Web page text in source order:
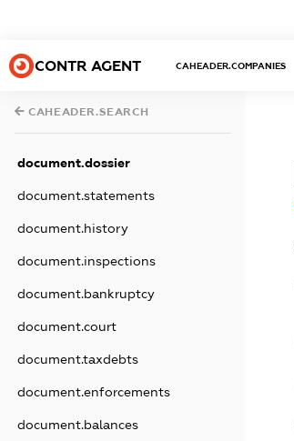
CONTR AGENT CAHEADER.COMPANIES
CAHEADER.SEARCH
document.dossier
document.statements
document.history
document.inspections
document.bankruptcy
document.court
document.taxdebts
document.enforcements
document.balances